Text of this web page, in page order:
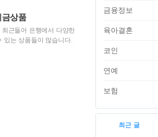
미리보기할 수 없는 소스
롭게 설정할 수 있다는 점
상품
근들어 은행에서 다양한
있는 상품들이 많습니다.
에서는 경남은행 오늘도
모바일웹을 통해 언제
영업..
금융정보
육아결혼
코인
연예
보험
최근 글